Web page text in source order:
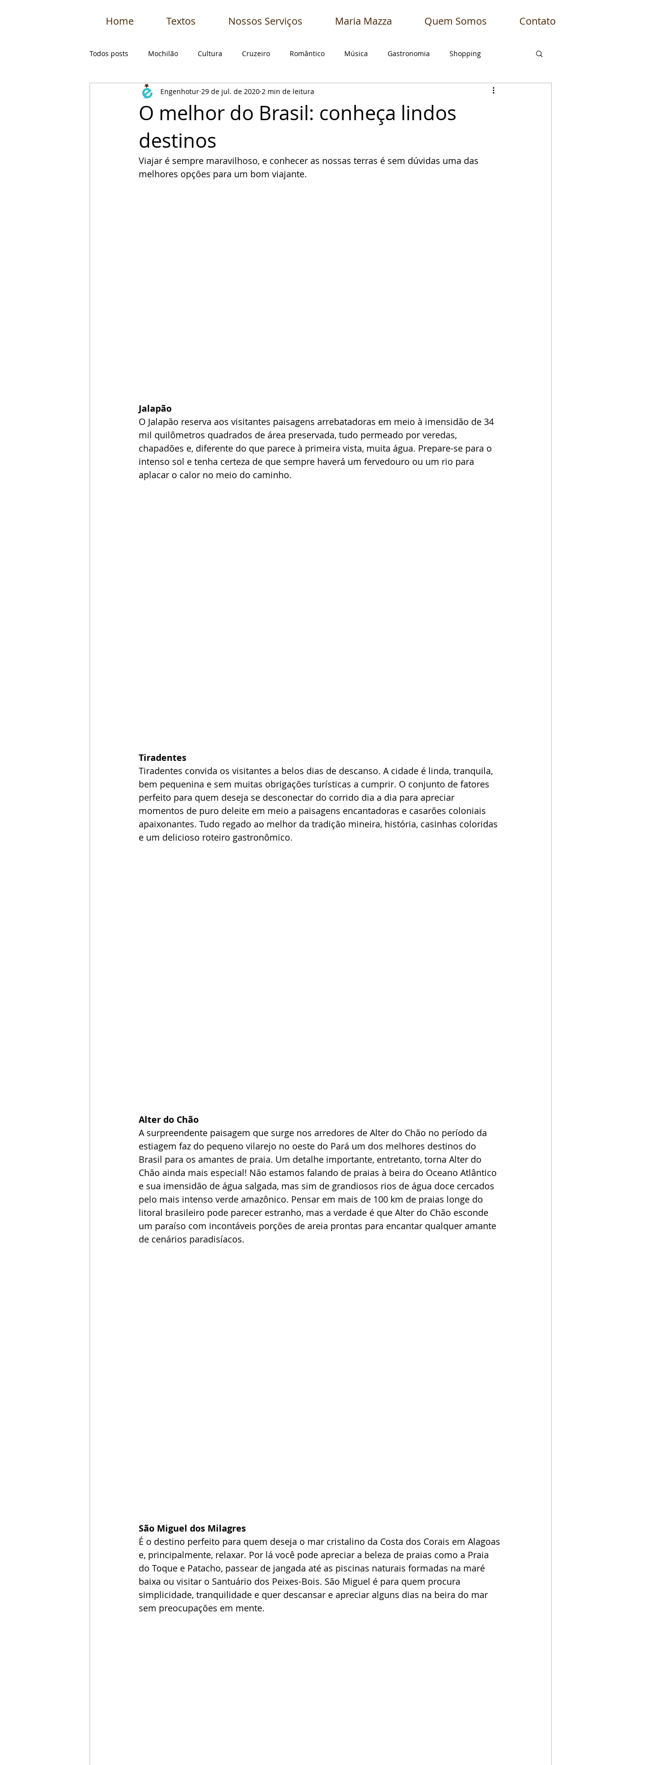
Home Textos Nossos Serviços Maria Mazza Quem Somos Contato
Todos posts Mochilão Cultura Cruzeiro Romântico Música Gastronomia Shopping
Natureza Dicas Filmes Textos de Convidados Engenhotur News
O melhor do Brasil: conheça lindos
destinos
Engenhotur 29 de jul. de 2020 2 min de leitura
Viajar é sempre maravilhoso, e conhecer as nossas terras é sem dúvidas uma das
melhores opções para um bom viajante.
Jalapão
O Jalapão reserva aos visitantes paisagens arrebatadoras em meio à imensidão de 34
mil quilômetros quadrados de área preservada, tudo permeado por veredas,
chapadões e, diferente do que parece à primeira vista, muita água. Prepare-se para o
intenso sol e tenha certeza de que sempre haverá um fervedouro ou um rio para
aplacar o calor no meio do caminho.
Tiradentes
Tiradentes convida os visitantes a belos dias de descanso. A cidade é linda, tranquila,
bem pequenina e sem muitas obrigações turísticas a cumprir. O conjunto de fatores
perfeito para quem deseja se desconectar do corrido dia a dia para apreciar
momentos de puro deleite em meio a paisagens encantadoras e casarões coloniais
apaixonantes. Tudo regado ao melhor da tradição mineira, história, casinhas coloridas
e um delicioso roteiro gastronômico.
Alter do Chão
A surpreendente paisagem que surge nos arredores de Alter do Chão no período da
estiagem faz do pequeno vilarejo no oeste do Pará um dos melhores destinos do
Brasil para os amantes de praia. Um detalhe importante, entretanto, torna Alter do
Chão ainda mais especial! Não estamos falando de praias à beira do Oceano Atlântico
e sua imensidão de água salgada, mas sim de grandiosos rios de água doce cercados
pelo mais intenso verde amazônico. Pensar em mais de 100 km de praias longe do
litoral brasileiro pode parecer estranho, mas a verdade é que Alter do Chão esconde
um paraíso com incontáveis porções de areia prontas para encantar qualquer amante
de cenários paradisíacos.
São Miguel dos Milagres
É o destino perfeito para quem deseja o mar cristalino da Costa dos Corais em Alagoas
e, principalmente, relaxar. Por lá você pode apreciar a beleza de praias como a Praia
do Toque e Patacho, passear de jangada até as piscinas naturais formadas na maré
baixa ou visitar o Santuário dos Peixes-Bois. São Miguel é para quem procura
simplicidade, tranquilidade e quer descansar e apreciar alguns dias na beira do mar
sem preocupações em mente.